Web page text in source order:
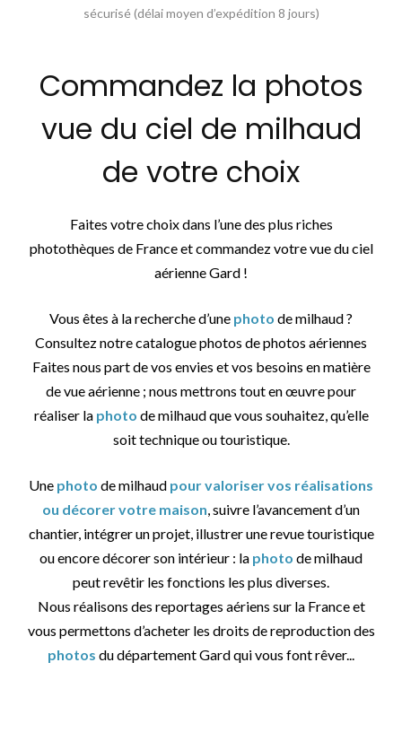
sécurisé (délai moyen d’expédition 8 jours)
Commandez la photos
vue du ciel de milhaud
de votre choix
Faites votre choix dans l’une des plus riches
photothèques de France et commandez votre vue du ciel
aérienne Gard !
Vous êtes à la recherche d’une photo de milhaud ?
Consultez notre catalogue photos de photos aériennes
Faites nous part de vos envies et vos besoins en matière
de vue aérienne ; nous mettrons tout en œuvre pour
réaliser la photo de milhaud que vous souhaitez, qu’elle
soit technique ou touristique.
Une photo de milhaud pour valoriser vos réalisations
ou décorer votre maison, suivre l’avancement d’un
chantier, intégrer un projet, illustrer une revue touristique
ou encore décorer son intérieur : la photo de milhaud
peut revêtir les fonctions les plus diverses.
Nous réalisons des reportages aériens sur la France et
vous permettons d’acheter les droits de reproduction des
photos du département Gard qui vous font rêver...